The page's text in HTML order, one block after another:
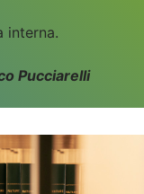
interna.
Pucciarelli